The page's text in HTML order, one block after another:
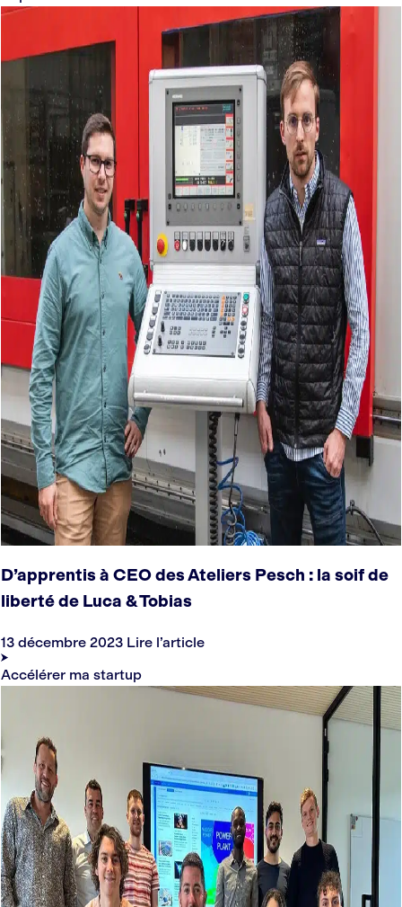
D’apprentis à CEO des Ateliers Pesch : la soif de
liberté de Luca & Tobias
13 décembre 2023 Lire l’article
Accélérer ma startup